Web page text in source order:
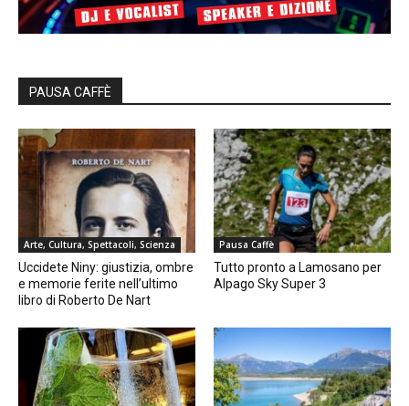
PAUSA CAFFÈ
Arte, Cultura, Spettacoli, Scienza
Uccidete Niny: giustizia, ombre
e memorie ferite nell’ultimo
libro di Roberto De Nart
Pausa Caffè
Tutto pronto a Lamosano per
Alpago Sky Super 3